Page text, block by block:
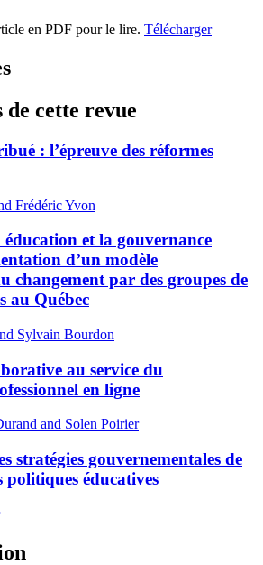
en PDF pour le lire. Télécharger
cette revue
: l’épreuve des réformes
Frédéric Yvon
éducation et la gouvernance
d’un modèle
changement par des groupes de
au Québec
Sylvain Bourdon
au service du
en ligne
and Solen Poirier
stratégies gouvernementales de
politiques éducatives